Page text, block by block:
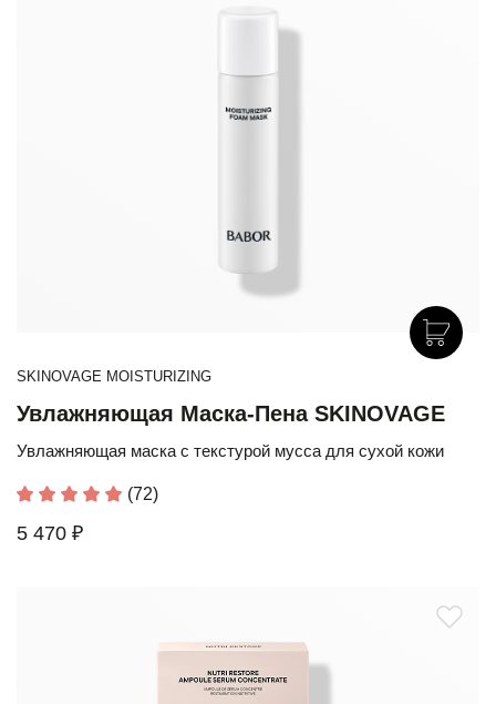
SKINOVAGE MOISTURIZING
Увлажняющая Маска-Пена SKINOVAGE
Увлажняющая маска с текстурой мусса для сухой кожи
(72)
5 470 ₽